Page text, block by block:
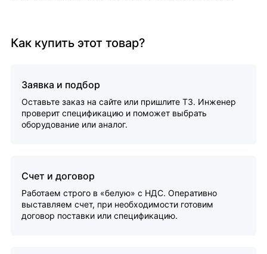
Как купить этот товар?
Заявка и подбор
Оставьте заказ на сайте или пришлите ТЗ. Инженер
проверит спецификацию и поможет выбрать
оборудование или аналог.
Счет и договор
Работаем строго в «белую» с НДС. Оперативно
выставляем счет, при необходимости готовим
договор поставки или спецификацию.